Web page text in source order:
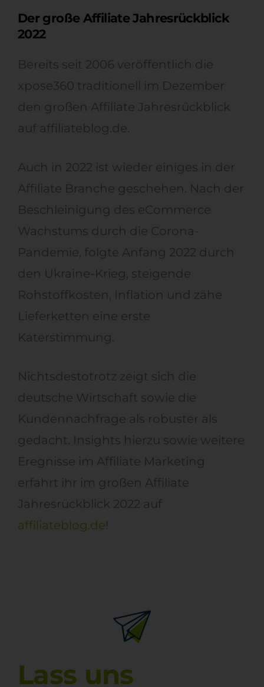
Der große Affiliate Jahresrückblick
2022
Bereits seit 2006 veröffentlich die
xpose360 traditionell im Dezember
den großen Affiliate Jahresrückblick
auf affiliateblog.de.
Auch in 2022 ist wieder einiges in der
Affiliate Branche geschehen. Nach der
Beschleinigung des eCommerce
Wachstums durch die Corona-
Pandemie, folgte Anfang 2022 durch
den Ukraine-Krieg, steigende
Rohstoffkosten, Inflation und zähe
Lieferketten eine erste
Katerstimmung.
Nichtsdestotrotz zeigt sich die
deutsche Wirtschaft sowie die
Kundennachfrage als robuster als
gedacht. Insights hierzu sowie weitere
Eregnisse im Affiliate Marketing
erfahrt ihr im großen Affiliate
Jahresrückblick 2022 auf
affiliateblog.de!
Lass uns